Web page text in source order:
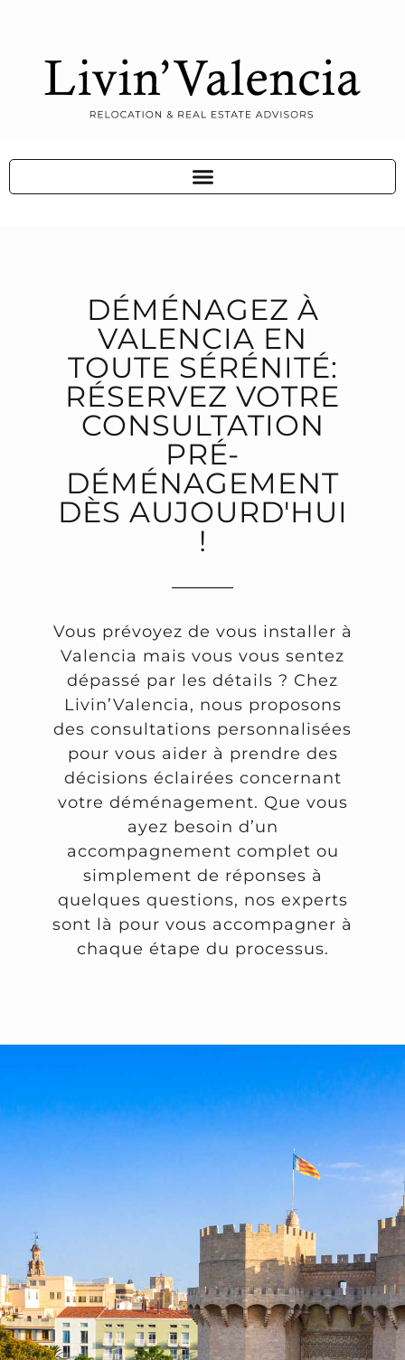
DÉMÉNAGEZ À
VALENCIA EN
TOUTE SÉRÉNITÉ:
RÉSERVEZ VOTRE
CONSULTATION
PRÉ-
DÉMÉNAGEMENT
DÈS AUJOURD'HUI
!
Vous prévoyez de vous installer à
Valencia mais vous vous sentez
dépassé par les détails ? Chez
Livin’Valencia, nous proposons
des consultations personnalisées
pour vous aider à prendre des
décisions éclairées concernant
votre déménagement. Que vous
ayez besoin d’un
accompagnement complet ou
simplement de réponses à
quelques questions, nos experts
sont là pour vous accompagner à
chaque étape du processus.